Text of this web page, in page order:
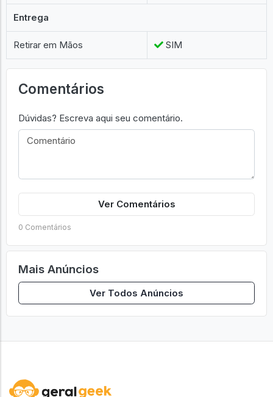
Entrega
Retirar em Mãos SIM
Comentários
Dúvidas? Escreva aqui seu comentário.
Ver Comentários
0 Comentários
Mais Anúncios
Ver Todos Anúncios